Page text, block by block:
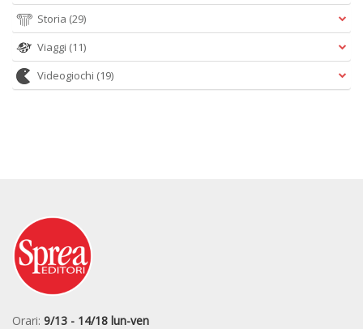
Storia (29)
Viaggi (11)
Videogiochi (19)
Orari: 9/13 - 14/18 lun-ven